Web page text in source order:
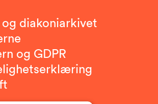
diakoniarkivet
og GDPR